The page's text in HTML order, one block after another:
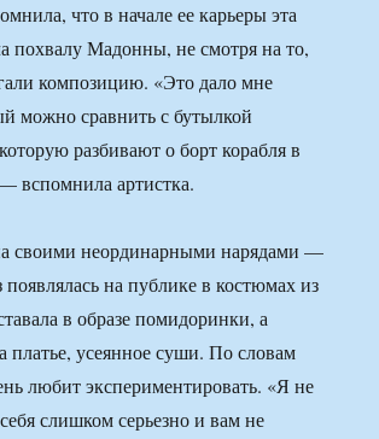
что в начале ее карьеры эта
похвалу Мадонны, не смотря на то,
композицию. «Это дало мне
можно сравнить с бутылкой
разбивают о борт корабля в
вспомнила артистка.
своими неординарными нарядами —
появлялась на публике в костюмах из
в образе помидоринки, а
платье, усеянное суши. По словам
любит экспериментировать. «Я не
слишком серьезно и вам не